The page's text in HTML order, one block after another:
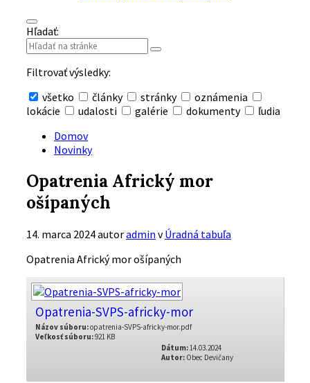
Hľadať:
Filtrovať výsledky:
všetko
články stránky
oznámenia
lokácie
udalosti galérie dokumenty ľudia
vyhľadávanie
Domov
Novinky
Opatrenia Africký mor
ošípaných
14. marca 2024autoradmin vÚradná tabuľa
Opatrenia Africký mor ošípaných
Opatrenia-SVPS-africky-mor
Názov súboru:opatrenia-SVPS-africky-mor.pdf
Veľkosť súboru:921 KB
Dátum:14.03.2024
Autor: Obec Devičany